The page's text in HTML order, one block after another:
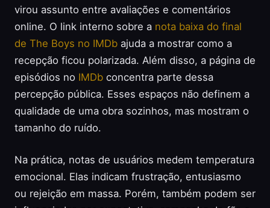
virou assunto entre avaliações e comentários
online. O link interno sobre a nota baixa do final
de The Boys no IMDb ajuda a mostrar como a
recepção ficou polarizada. Além disso, a página de
episódios no IMDb concentra parte dessa
percepção pública. Esses espaços não definem a
qualidade de uma obra sozinhos, mas mostram o
tamanho do ruído.
Na prática, notas de usuários medem temperatura
emocional. Elas indicam frustração, entusiasmo
ou rejeição em massa. Porém, também podem ser